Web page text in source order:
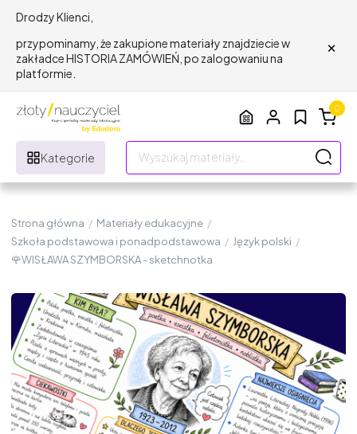
Drodzy Klienci,
przypominamy, że zakupione materiały znajdziecie w
zakładce HISTORIA ZAMÓWIEŃ, po zalogowaniu na
platformie.
×
Kategorie
0
Strona główna / Materiały edukacyjne /
Szkoła podstawowa i ponadpodstawowa / Język polski /
🌹WISŁAWA SZYMBORSKA - sketchnotka